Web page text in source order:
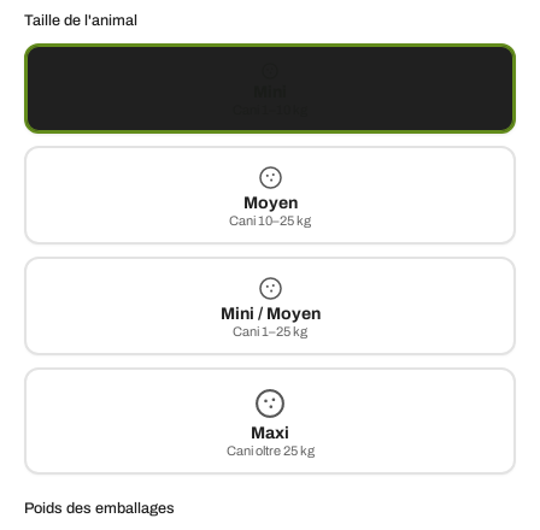
Taille de l'animal
Moyen
Cani 10–25 kg
Mini / Moyen
Cani 1–25 kg
Maxi
Cani oltre 25 kg
Poids des emballages